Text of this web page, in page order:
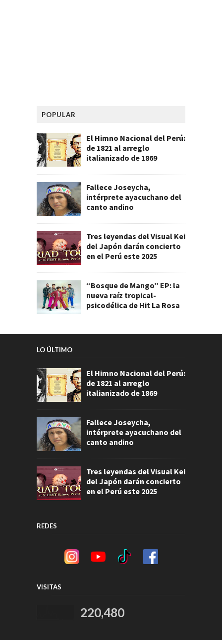
POPULAR
El Himno Nacional del Perú:
de 1821 al arreglo
italianizado de 1869
Fallece Joseycha,
intérprete ayacuchano del
canto andino
Tres leyendas del Visual Kei
del Japón darán concierto
en el Perú este 2025
“Bosque de Mango” EP: la
nueva raíz tropical-
psicodélica de Hit La Rosa
LO ÚLTIMO
El Himno Nacional del Perú:
de 1821 al arreglo
italianizado de 1869
Fallece Joseycha,
intérprete ayacuchano del
canto andino
Tres leyendas del Visual Kei
del Japón darán concierto
en el Perú este 2025
REDES
VISITAS
220,480